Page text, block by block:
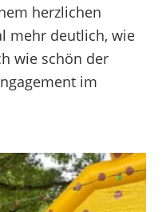
herzlichen
mehr deutlich, wie
wie schön der
im